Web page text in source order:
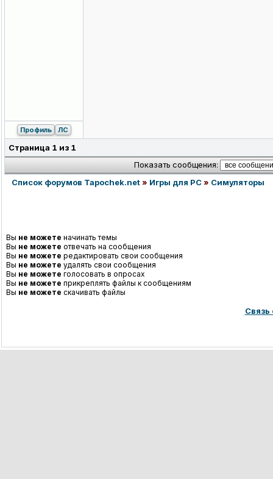
Профиль ЛС
Страница 1 из 1
Показать сообщения:
Список форумов Tapochek.net» Игры для PC» Симуляторы
Вы не можете начинать темы
Вы не можете отвечать на сообщения
Вы не можете редактировать свои сообщения
Вы не можете удалять свои сообщения
Вы не можете голосовать в опросах
Вы не можете прикреплять файлы к сообщениям
Вы не можете скачивать файлы